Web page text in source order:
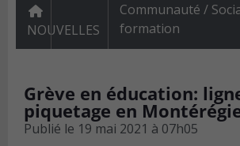
NOUVELLES
Communauté /
formation
Grève en éducation:
piquetage en
Publié le 19 mai 2021 à 07h05